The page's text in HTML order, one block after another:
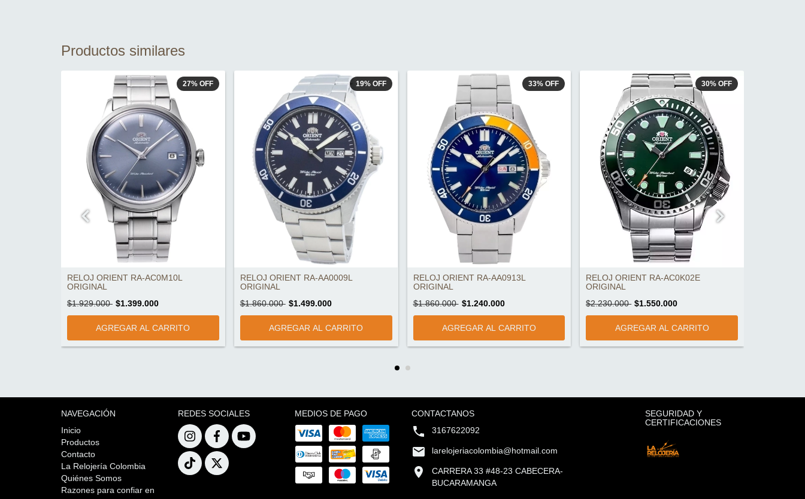
Productos similares
27% OFF
RELOJ ORIENT RA-AC0M10L
ORIGINAL
$1.929.000 $1.399.000
19% OFF
RELOJ ORIENT RA-AA0009L
ORIGINAL
$1.860.000 $1.499.000
33%OFF
RELOJ ORIENT RA-AA0913L
ORIGINAL
$1.860.000 $1.240.000
30% OFF
RELOJ ORIENT RA-AC0K02E
ORIGINAL
$2.230.000 $1.550.000
NAVEGACIÓN
Inicio
Productos
Contacto
La Relojería Colombia
Quiénes Somos
Razones para confiar en
REDES SOCIALES MEDIOS DE PAGO
CONTACTANOS
3167622092
larelojeriacolombia@hotmail.com
CARRERA 33 #48-23 CABECERA-
BUCARAMANGA
SEGURIDAD Y
CERTIFICACIONES